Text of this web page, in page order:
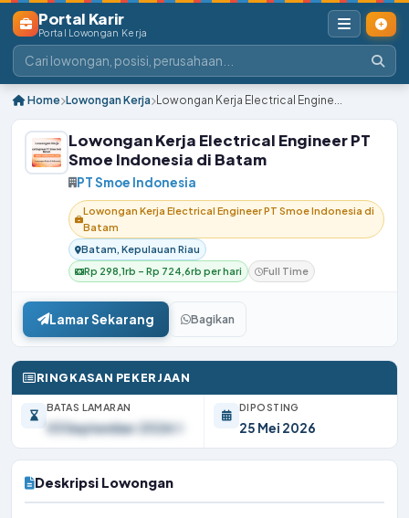
Portal Karir
Portal Lowongan Kerja
Home Lowongan Kerja Lowongan Kerja Electrical Engine...
Lowongan Kerja Electrical Engineer PT
Smoe Indonesia di Batam
PT Smoe Indonesia
Lowongan Kerja Electrical Engineer PT Smoe Indonesia di
Batam
Batam, Kepulauan Riau
Rp 298,1rb – Rp 724,6rb per hari
Full Time
Lamar Sekarang Bagikan
RINGKASAN PEKERJAAN
BATAS LAMARAN
03 September 2026
DIPOSTING
25 Mei 2026
Deskripsi Lowongan